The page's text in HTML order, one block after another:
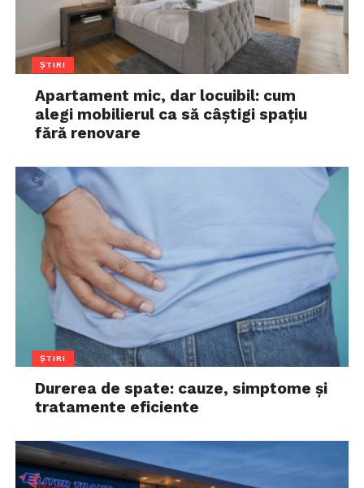
ȘTIRI
Apartament mic, dar locuibil: cum
alegi mobilierul ca să câștigi spațiu
fără renovare
ȘTIRI
Durerea de spate: cauze, simptome și
tratamente eficiente